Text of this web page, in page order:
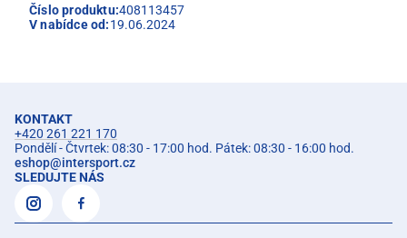
Číslo produktu:408113457
V nabídce od:19.06.2024
KONTAKT
+420 261 221 170
Pondělí - Čtvrtek: 08:30 - 17:00 hod. Pátek: 08:30 - 16:00 hod.
eshop@intersport.cz
SLEDUJTE NÁS